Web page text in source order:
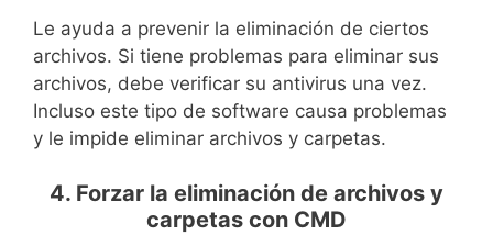
Le ayuda a prevenir la eliminación de ciertos
archivos. Si tiene problemas para eliminar sus
archivos, debe verificar su antivirus una vez.
Incluso este tipo de software causa problemas
y le impide eliminar archivos y carpetas.
4. Forzar la eliminación de archivos y
carpetas con CMD